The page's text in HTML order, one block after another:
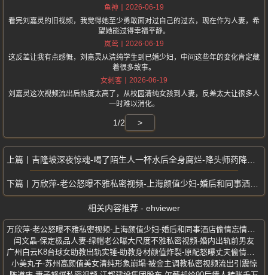
鱼神
2026-06-19
看完刘嘉灵的旧视频，我觉得她至少勇敢面对过自己的过去，现在作为人妻，希
望她能过得幸福平静。
岚莺
2026-06-19
这反差让我有点感慨，刘嘉灵从清纯学生到已婚少妇，中间这些年的变化肯定藏
着很多故事。
女刺客
2026-06-19
刘嘉灵这次视频流出后热度太高了，从校园清纯女孩到人妻，反差太大让很多人
一时难以消化。
1/2 >
吉隆坡深夜惊魂-喝了陌生人一杯水后全身腐烂-降头师药降真实案例
万欣萍-老公怒曝不雅私密视频-上海颜值少妇-婚后和同事酒店偷情忘情激战
相关内容推荐 - ehviewer
万欣萍-老公怒曝不雅私密视频-上海颜值少妇-婚后和同事酒店偷情忘情激战
闫文晶-保定极品人妻-绿帽老公曝大尺度不雅私密视频-婚内出轨前男友
广州白云K8台球女助教出轨实锤-助教身材颜值炸裂-原配怒曝丈夫偷情证据
小美丸子-苏州高颜值美女清纯形象崩塌-被金主调教私密视频流出引震惊